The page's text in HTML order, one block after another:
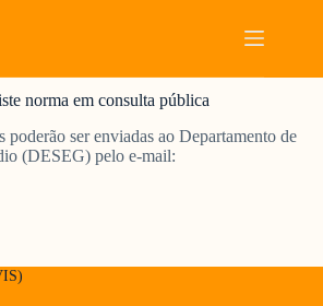
norma em consulta pública
poderão ser enviadas ao Departamento de
(DESEG) pelo e-mail: